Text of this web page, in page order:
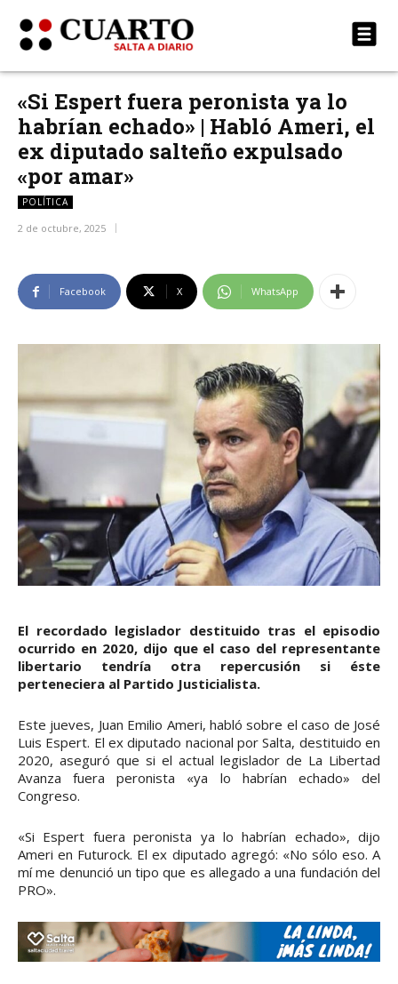
«Si Espert fuera peronista ya lo
habrían echado» | Habló Ameri, el
ex diputado salteño expulsado
«por amar»
POLÍTICA
2 de octubre, 2025
Facebook X WhatsApp
El recordado legislador destituido tras el episodio
ocurrido en 2020, dijo que el caso del representante
libertario tendría otra repercusión si éste
perteneciera al Partido Justicialista.
Este jueves, Juan Emilio Ameri, habló sobre el caso de José
Luis Espert. El ex diputado nacional por Salta, destituido en
2020, aseguró que si el actual legislador de La Libertad
Avanza fuera peronista «ya lo habrían echado» del
Congreso.
«Si Espert fuera peronista ya lo habrían echado», dijo
Ameri en Futurock. El ex diputado agregó: «No sólo eso. A
mí me denunció un tipo que es allegado a una fundación del
PRO».